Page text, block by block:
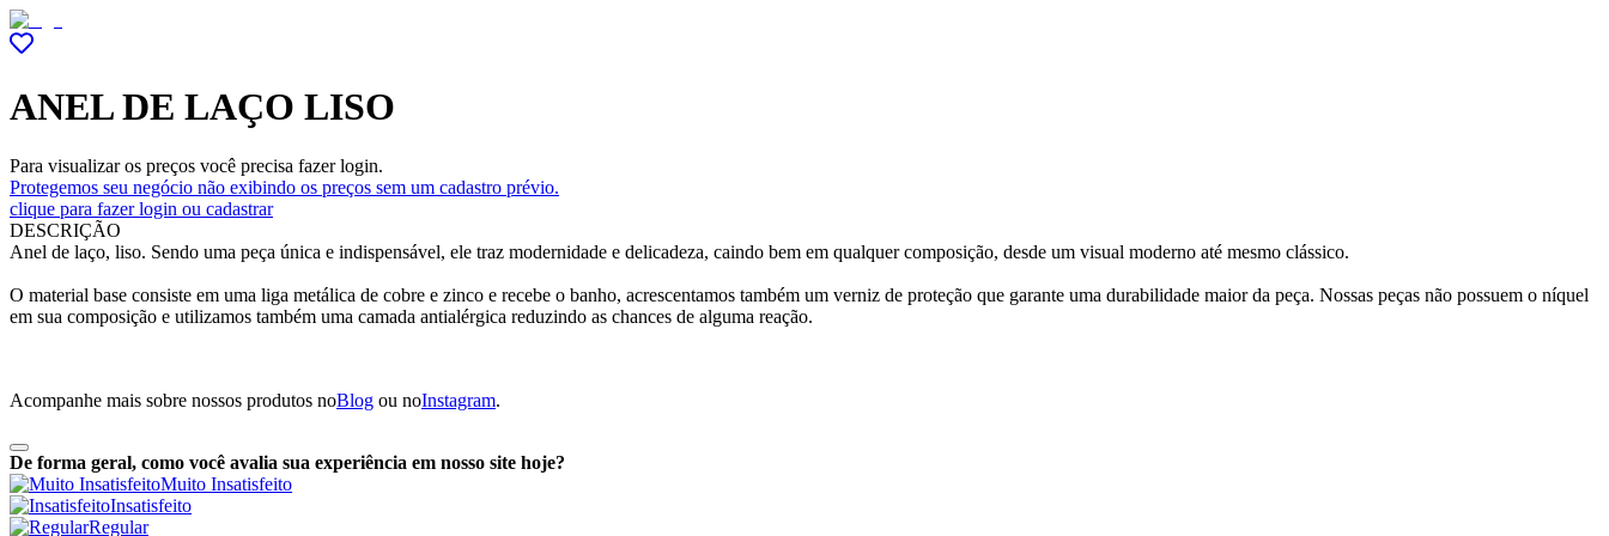
ANEL DE LAÇO LISO
Para visualizar os preços você precisa fazer login.
Protegemos seu negócio não exibindo os preços sem um cadastro prévio.
clique para fazer login ou cadastrar
DESCRIÇÃO
Anel de laço, liso. Sendo uma peça única e indispensável, ele traz modernidade e delicadeza, caindo bem em qualquer composição, desde um visual moderno até mesmo clássico.
O material base consiste em uma liga metálica de cobre e zinco e recebe o banho, acrescentamos também um verniz de proteção que garante uma durabilidade maior da peça. Nossas peças não possuem o níquel
em sua composição e utilizamos também uma camada antialérgica reduzindo as chances de alguma reação.
Acompanhe mais sobre nossos produtos noBlog ou noInstagram.
De forma geral, como você avalia sua experiência em nosso site hoje?
Muito Insatisfeito
Insatisfeito
Regular